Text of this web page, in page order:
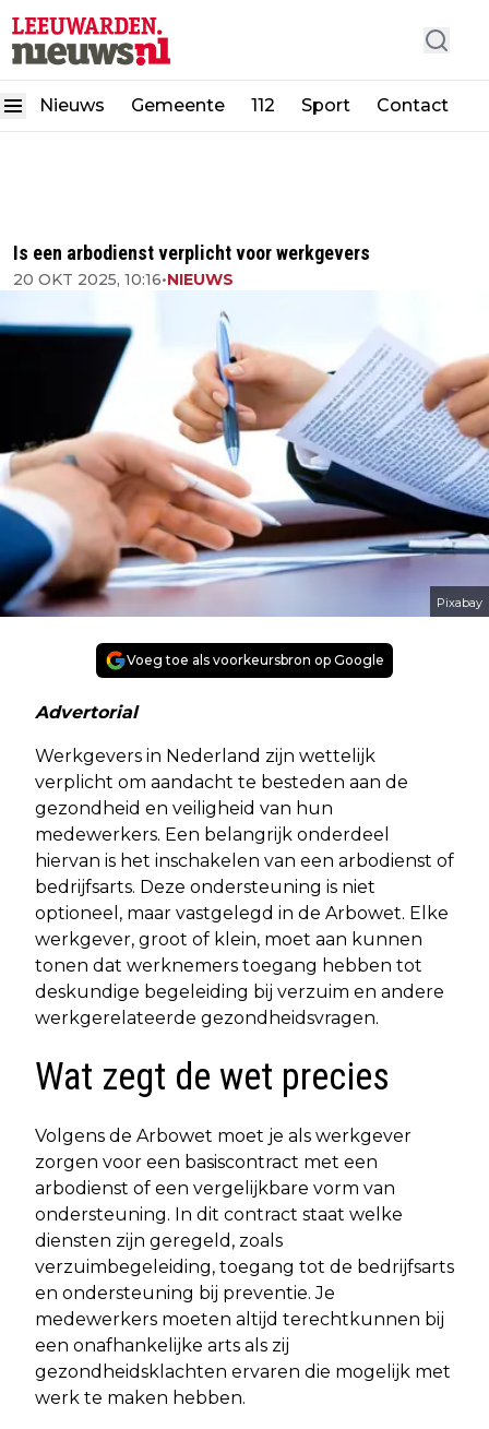
Nieuws Gemeente 112 Sport Contact
Is een arbodienst verplicht voor werkgevers
20 OKT 2025, 10:16•NIEUWS
Pixabay
Voeg toe als voorkeursbron op Google
Advertorial
Werkgevers in Nederland zijn wettelijk
verplicht om aandacht te besteden aan de
gezondheid en veiligheid van hun
medewerkers. Een belangrijk onderdeel
hiervan is het inschakelen van een arbodienst of
bedrijfsarts. Deze ondersteuning is niet
optioneel, maar vastgelegd in de Arbowet. Elke
werkgever, groot of klein, moet aan kunnen
tonen dat werknemers toegang hebben tot
deskundige begeleiding bij verzuim en andere
werkgerelateerde gezondheidsvragen.
Wat zegt de wet precies
Volgens de Arbowet moet je als werkgever
zorgen voor een basiscontract met een
arbodienst of een vergelijkbare vorm van
ondersteuning. In dit contract staat welke
diensten zijn geregeld, zoals
verzuimbegeleiding, toegang tot de bedrijfsarts
en ondersteuning bij preventie. Je
medewerkers moeten altijd terechtkunnen bij
een onafhankelijke arts als zij
gezondheidsklachten ervaren die mogelijk met
werk te maken hebben.